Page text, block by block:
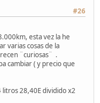
#26
esta vez la he
varias cosas de la
¨curiosas¨ .
cambiar ( y precio que
28,40E dividido x2